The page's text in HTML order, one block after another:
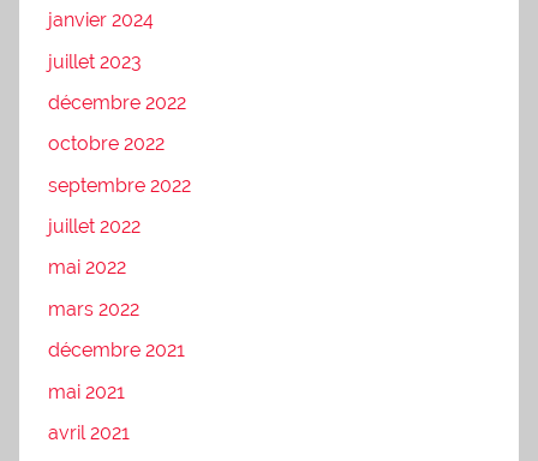
janvier 2024
juillet 2023
décembre 2022
octobre 2022
septembre 2022
juillet 2022
mai 2022
mars 2022
décembre 2021
mai 2021
avril 2021